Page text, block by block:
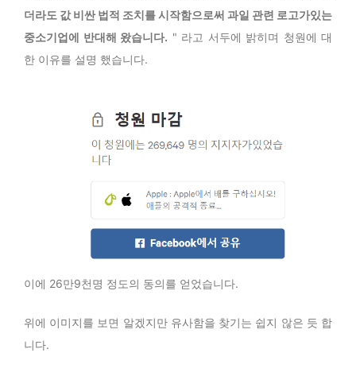
더라도 값 비싼 법적 조치를 시작함으로써 과일 관련 로고가있는
중소기업에 반대해 왔습니다. " 라고 서두에 밝히며 청원에 대
한 이유를 설명 했습니다.
이에 26만9천명 정도의 동의를 얻었습니다.
위에 이미지를 보면 알겠지만 유사함을 찾기는 쉽지 않은 듯 합
니다.